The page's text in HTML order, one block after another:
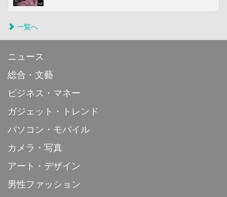
一覧へ
ニュース
総合・文藝
ビジネス・マネー
ガジェット・トレンド
パソコン・モバイル
カメラ・写真
アート・デザイン
男性ファッション